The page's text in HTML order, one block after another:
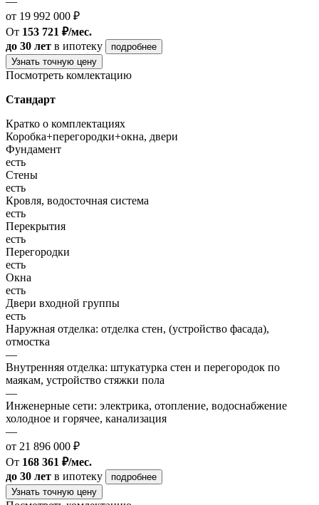
от 19 992 000 ₽
От 153 721 ₽/мес.
до 30 лет в ипотеку
подробнее
Узнать точную цену
Посмотреть комлектацию
Стандарт
Кратко о комплектациях
Коробка+перегородки+окна, двери
Фундамент
есть
Стены
есть
Кровля, водосточная система
есть
Перекрытия
есть
Перегородки
есть
Окна
есть
Двери входной группы
есть
Наружная отделка: отделка стен, (устройство фасада),
отмостка
—
Внутренняя отделка: штукатурка стен и перегородок по
маякам, устройство стяжки пола
—
Инженерные сети: электрика, отопление, водоснабжение
холодное и горячее, канализация
—
от 21 896 000 ₽
От 168 361 ₽/мес.
до 30 лет в ипотеку
подробнее
Узнать точную цену